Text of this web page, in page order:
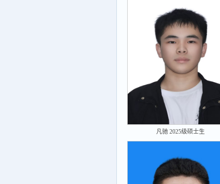
凡驰 2025级硕士生